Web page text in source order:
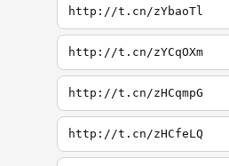
http://t.cn/zYbaoTl
http://t.cn/zYCqOXm
http://t.cn/zHCqmpG
http://t.cn/zHCfeLQ